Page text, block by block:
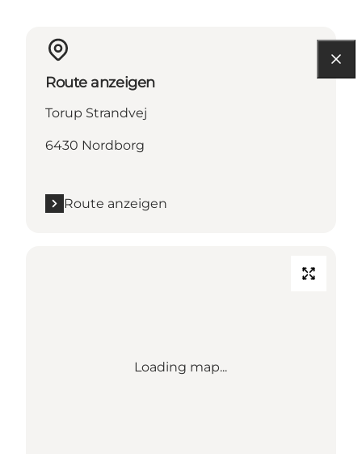
Route anzeigen
Torup Strandvej
6430 Nordborg
Route anzeigen
Loading map...